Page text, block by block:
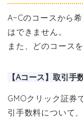
A~Cのコースから
はできません。
また、どのコース
【Aコース】取引手
GMOクリック証券
引手数料について